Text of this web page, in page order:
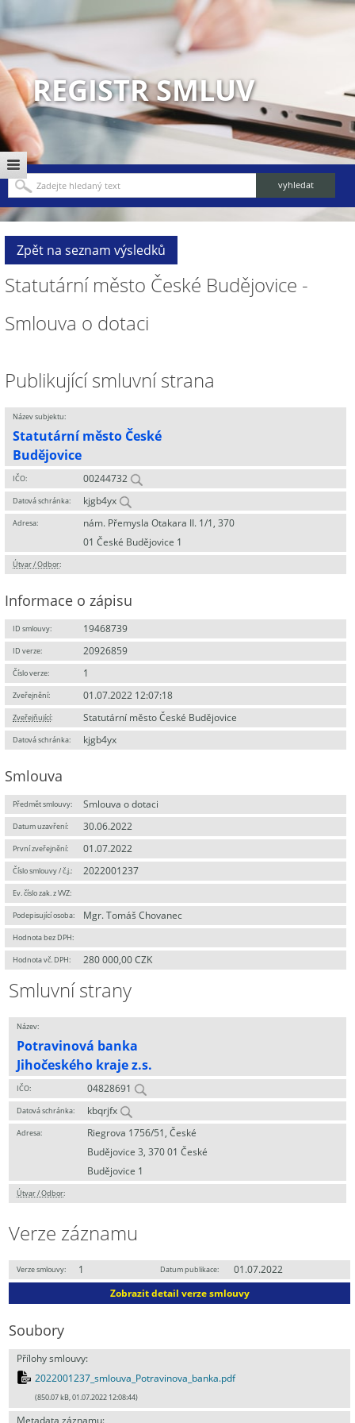
REGISTR SMLUV
Zpět na seznam výsledků
Statutární město České Budějovice -
Smlouva o dotaci
Publikující smluvní strana
Název subjektu:
Statutární město České
Budějovice
IČO: 00244732
Datová schránka: kjgb4yx
Adresa:
nám. Přemysla Otakara II. 1/1, 370
01 České Budějovice 1
Útvar / Odbor:
Informace o zápisu
ID smlouvy: 19468739
ID verze: 20926859
Číslo verze: 1
Zveřejnění: 01.07.2022 12:07:18
Zveřejňující: Statutární město České Budějovice
Datová schránka: kjgb4yx
Smlouva
Předmět smlouvy: Smlouva o dotaci
Datum uzavření: 30.06.2022
První zveřejnění: 01.07.2022
Číslo smlouvy / č.j.: 2022001237
Ev. číslo zak. z VVZ:
Podepisující osoba: Mgr. Tomáš Chovanec
Hodnota bez DPH:
Hodnota vč. DPH: 280 000,00 CZK
Smluvní strany
Název:
Potravinová banka
Jihočeského kraje z.s.
IČO: 04828691
Datová schránka: kbqrjfx
Adresa:
Riegrova 1756/51, České
Budějovice 3, 370 01 České
Budějovice 1
Útvar / Odbor:
Verze záznamu
Verze smlouvy: 1 Datum publikace:
01.07.2022
Zobrazit detail verze smlouvy
Soubory
Přílohy smlouvy:
2022001237_smlouva_Potravinova_banka.pdf
(850.07 kB, 01.07.2022 12:08:44)
Metadata záznamu: